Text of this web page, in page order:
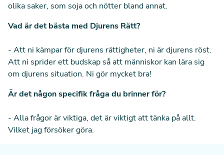
olika saker, som soja och nötter bland annat.
Vad är det bästa med Djurens Rätt?
- Att ni kämpar för djurens rättigheter, ni är djurens röst.
Att ni sprider ett budskap så att människor kan lära sig
om djurens situation. Ni gör mycket bra!
Är det någon specifik fråga du brinner för?
- Alla frågor är viktiga, det är viktigt att tänka på allt.
Vilket jag försöker göra.